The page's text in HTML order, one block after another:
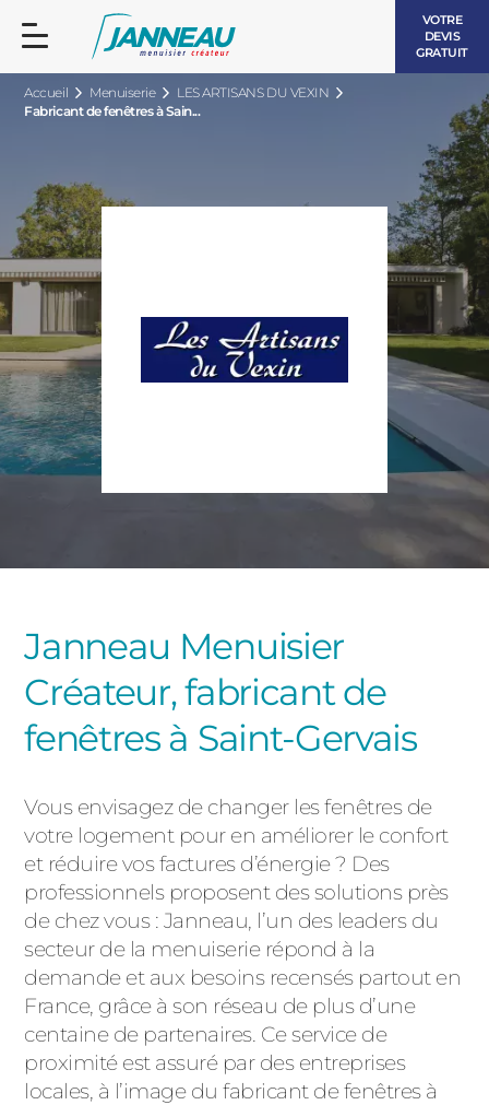
VOTRE
DEVIS
GRATUIT
Accueil Menuiserie
LES ARTISANS DU VEXIN
Fabricant de fenêtres à Sain...
Janneau Menuisier
Créateur, fabricant de
fenêtres à Saint-Gervais
Vous envisagez de changer les fenêtres de
votre logement pour en améliorer le confort
et réduire vos factures d’énergie ? Des
professionnels proposent des solutions près
de chez vous : Janneau, l’un des leaders du
secteur de la menuiserie répond à la
demande et aux besoins recensés partout en
France, grâce à son réseau de plus d’une
centaine de partenaires. Ce service de
proximité est assuré par des entreprises
locales, à l’image du fabricant de fenêtres à
FENÊTRES ET PORTES-FENÊTRES
BOIS
ALUMINIUM
ACIER
BAIES VITRÉES
PORTES D’ENTRÉELES INTEMPORELLES
VOLETS ROULANTS
PERGOLAS
CARPORTS